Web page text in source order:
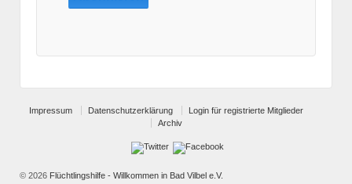
Impressum Datenschutzerklärung
Login für registrierte Mitglieder
Archiv
© 2026 Flüchtlingshilfe - Willkommen in Bad Vilbel e.V.